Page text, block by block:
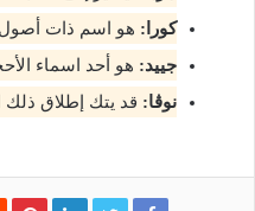
كورا: هو اسم ذات أصول
جييد: هو أحد اسماء
نوڤا: قد يتك إطلاق ذلك